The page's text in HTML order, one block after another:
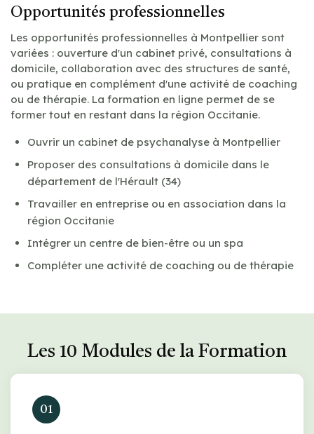
Opportunités professionnelles
Les opportunités professionnelles à Montpellier sont
variées : ouverture d'un cabinet privé, consultations à
domicile, collaboration avec des structures de santé,
ou pratique en complément d'une activité de coaching
ou de thérapie. La formation en ligne permet de se
former tout en restant dans la région Occitanie.
Ouvrir un cabinet de psychanalyse à Montpellier
Proposer des consultations à domicile dans le
département de l'Hérault (34)
Travailler en entreprise ou en association dans la
région Occitanie
Intégrer un centre de bien-être ou un spa
Compléter une activité de coaching ou de thérapie
Les 10 Modules de la Formation
01